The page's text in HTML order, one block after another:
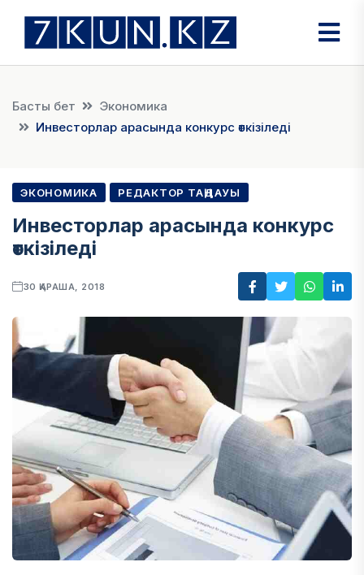
Басты бет
Экономика
Инвесторлар арасында конкурс өткізіледі
ЭКОНОМИКА РЕДАКТОР ТАҢДАУЫ
Инвесторлар арасында конкурс
өткізіледі
30 ҚАРАША, 2018